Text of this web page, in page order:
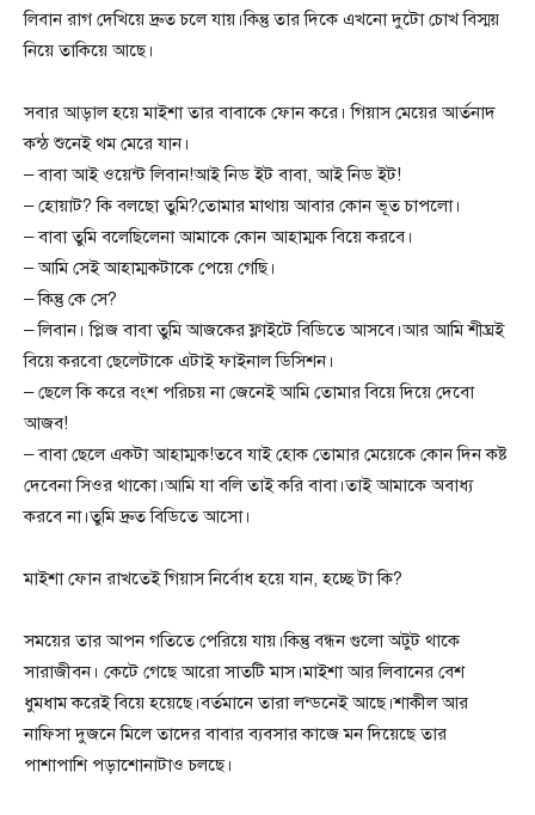
লিবান রাগ দেখিয়ে দ্রুত চলে যায়।কিন্তু তার দিকে এখনো দুটো চোখ বিস্ময়
নিয়ে তাকিয়ে আছে।
সবার আড়াল হয়ে মাইশা তার বাবাকে ফোন করে। গিয়াস মেয়ের আর্তনাদ
কন্ঠ শুনেই থম মেরে যান।
– বাবা আই ওয়েন্ট লিবান!আই নিড ইট বাবা, আই নিড ইট!
– হোয়াট? কি বলছো তুমি?তোমার মাথায় আবার কোন ভূত চাপলো।
– বাবা তুমি বলেছিলেনা আমাকে কোন আহাম্মক বিয়ে করবে।
– আমি সেই আহাম্মকটাকে পেয়ে গেছি।
– কিন্তু কে সে?
– লিবান। প্লিজ বাবা তুমি আজকের ফ্লাইটে বিডিতে আসবে।আর আমি শীঘ্রই
বিয়ে করবো ছেলেটাকে এটাই ফাইনাল ডিসিশন।
– ছেলে কি করে বংশ পরিচয় না জেনেই আমি তোমার বিয়ে দিয়ে দেবো
আজব!
– বাবা ছেলে একটা আহাম্মক!তবে যাই হোক তোমার মেয়েকে কোন দিন কষ্ট
দেবেনা সিওর থাকো।আমি যা বলি তাই করি বাবা।তাই আমাকে অবাধ্য
করবে না।তুমি দ্রুত বিডিতে আসো।
মাইশা ফোন রাখতেই গিয়াস নির্বোধ হয়ে যান, হচ্ছে টা কি?
সময়ের তার আপন গতিতে পেরিয়ে যায়।কিন্তু বন্ধন গুলো অটুট থাকে
সারাজীবন। কেটে গেছে আরো সাতটি মাস।মাইশা আর লিবানের বেশ
ধুমধাম করেই বিয়ে হয়েছে।বর্তমানে তারা লন্ডনেই আছে।শাকীল আর
নাফিসা দুজনে মিলে তাদের বাবার ব্যবসার কাজে মন দিয়েছে তার
পাশাপাশি পড়াশোনাটাও চলছে।